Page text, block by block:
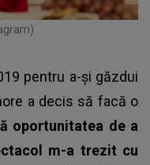
pentru a-și găzdui
a decis să facă o
oportunitatea de a
m-a trezit cu